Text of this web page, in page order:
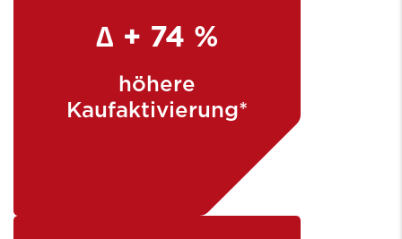
∆ + 74 %
höhere
Kaufaktivierung*